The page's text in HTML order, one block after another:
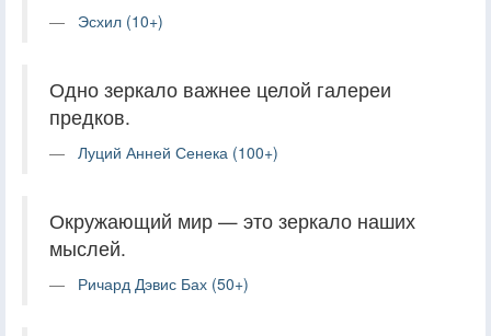
Эсхил (10+)
Одно зеркало важнее целой галереи
предков.
Луций Анней Сенека (100+)
Окружающий мир — это зеркало наших
мыслей.
Ричард Дэвис Бах (50+)